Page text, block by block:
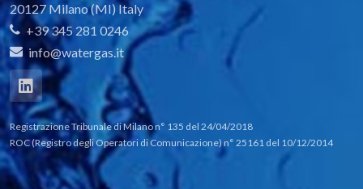
20127 Milano (MI) Italy
+39 345 281 0246
info@watergas.it
Registrazione Tribunale di Milano n° 135 del 24/04/2018
ROC (Registro degli Operatori di Comunicazione) n° 25161 del 10/12/2014